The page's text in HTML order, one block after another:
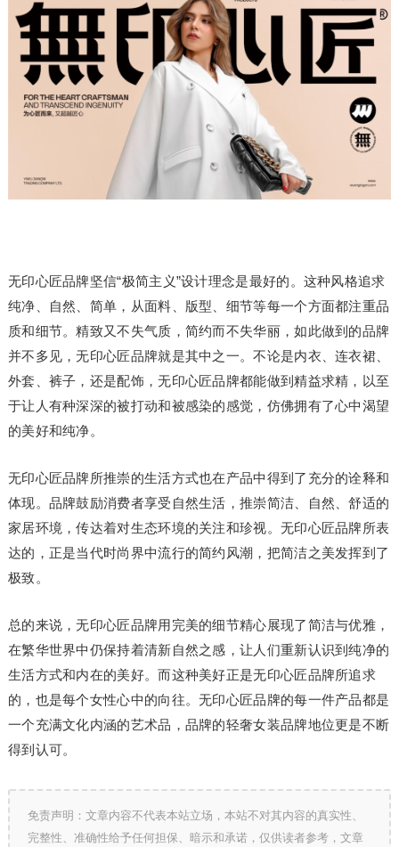
无印心匠品牌坚信“极简主义”设计理念是最好的。这种风格追求
纯净、自然、简单，从面料、版型、细节等每一个方面都注重品
质和细节。精致又不失气质，简约而不失华丽，如此做到的品牌
并不多见，无印心匠品牌就是其中之一。不论是内衣、连衣裙、
外套、裤子，还是配饰，无印心匠品牌都能做到精益求精，以至
于让人有种深深的被打动和被感染的感觉，仿佛拥有了心中渴望
的美好和纯净。
无印心匠品牌所推崇的生活方式也在产品中得到了充分的诠释和
体现。品牌鼓励消费者享受自然生活，推崇简洁、自然、舒适的
家居环境，传达着对生态环境的关注和珍视。无印心匠品牌所表
达的，正是当代时尚界中流行的简约风潮，把简洁之美发挥到了
极致。
总的来说，无印心匠品牌用完美的细节精心展现了简洁与优雅，
在繁华世界中仍保持着清新自然之感，让人们重新认识到纯净的
生活方式和内在的美好。而这种美好正是无印心匠品牌所追求
的，也是每个女性心中的向往。无印心匠品牌的每一件产品都是
一个充满文化内涵的艺术品，品牌的轻奢女装品牌地位更是不断
得到认可。
免责声明：文章内容不代表本站立场，本站不对其内容的真实性、
完整性、准确性给予任何担保、暗示和承诺，仅供读者参考，文章